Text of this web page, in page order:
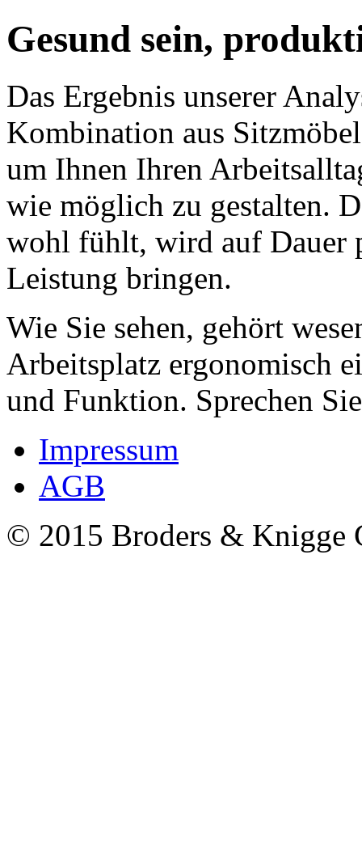
Gesund sein,
Das Ergebnis unserer
Kombination aus
um Ihnen Ihren
wie möglich zu gestalten.
wohl fühlt, wird auf Dauer
Leistung bringen.
Wie Sie sehen, gehört
Arbeitsplatz ergonomisch
und Funktion. Sprechen
Impressum
AGB
© 2015 Broders & Knigge